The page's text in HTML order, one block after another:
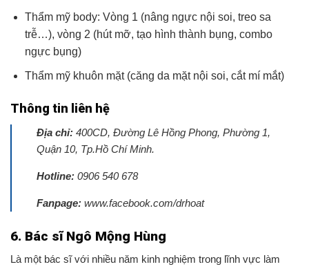
Thẩm mỹ body: Vòng 1 (nâng ngực nội soi, treo sa
trễ…), vòng 2 (hút mỡ, tạo hình thành bụng, combo
ngực bụng)
Thẩm mỹ khuôn mặt (căng da mặt nội soi, cắt mí mắt)
Thông tin liên hệ
Địa chỉ: 400CD, Đường Lê Hồng Phong, Phường 1,
Quận 10, Tp.Hồ Chí Minh.
Hotline: 0906 540 678
Fanpage: www.facebook.com/drhoat
6. Bác sĩ Ngô Mộng Hùng
Là một bác sĩ với nhiều năm kinh nghiệm trong lĩnh vực làm